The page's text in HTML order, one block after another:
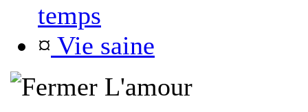
temps
¤ Vie saine
L'amour